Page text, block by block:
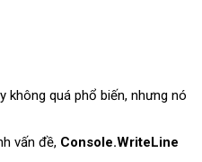
không quá phổ biến, nhưng nó
vấn đề, Console.WriteLine